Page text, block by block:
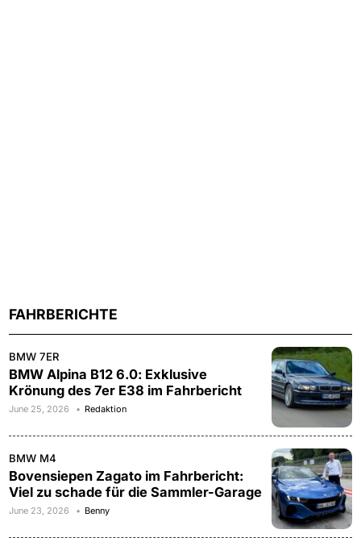
FAHRBERICHTE
BMW 7ER
BMW Alpina B12 6.0: Exklusive
Krönung des 7er E38 im Fahrbericht
June 25, 2026 Redaktion
BMW M4
Bovensiepen Zagato im Fahrbericht:
Viel zu schade für die Sammler-Garage
June 23, 2026 Benny